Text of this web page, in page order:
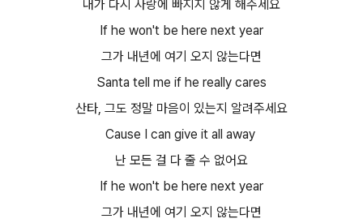
내가 다시 사랑에 빠지지 않게 해주세요​
If he won't be here next year
그가 내년에 여기 오지 않는다면​
Santa tell me if he really cares
산타, 그도 정말 마음이 있는지 알려주세요​
Cause I can give it all away
난 모든 걸 다 줄 수 없어요​
If he won't be here next year
그가 내년에 여기 오지 않는다면